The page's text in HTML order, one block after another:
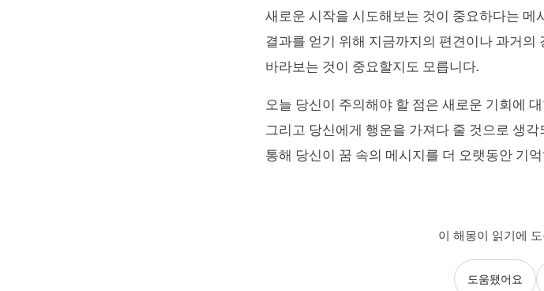
새로운 시작을 시도해보는 것이 중요하다는 메
결과를 얻기 위해 지금까지의 편견이나 과거
바라보는 것이 중요할지도 모릅니다.
오늘 당신이 주의해야 할 점은 새로운 기회에
그리고 당신에게 행운을 가져다 줄 것으로 생
통해 당신이 꿈 속의 메시지를 더 오랫동안 기
이 해몽이 읽기에
도움됐어요